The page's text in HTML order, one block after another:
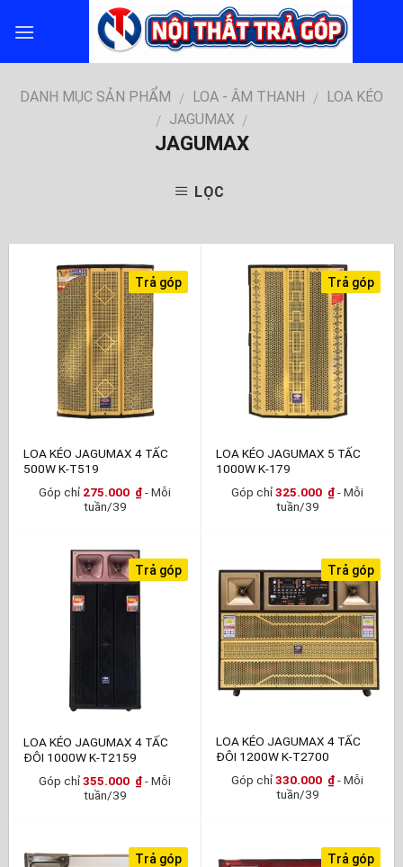
DANH MỤC SẢN PHẨM / LOA - ÂM THANH / LOA KÉO
/ JAGUMAX /
JAGUMAX
LỌC
Trả góp
LOA KÉO JAGUMAX 4 TẤC
500W K-T519
Góp chỉ 275.000 ₫ - Mỗi
tuần/39
Trả góp
LOA KÉO JAGUMAX 5 TẤC
1000W K-179
Góp chỉ325.000 ₫ - Mỗi
tuần/39
Trả góp
LOA KÉO JAGUMAX 4 TẤC
ĐÔI 1000W K-T2159
Góp chỉ355.000 ₫ - Mỗi
tuần/39
Trả góp
LOA KÉO JAGUMAX 4 TẤC
ĐÔI 1200W K-T2700
Góp chỉ330.000 ₫ - Mỗi
tuần/39
Trả góp Trả góp